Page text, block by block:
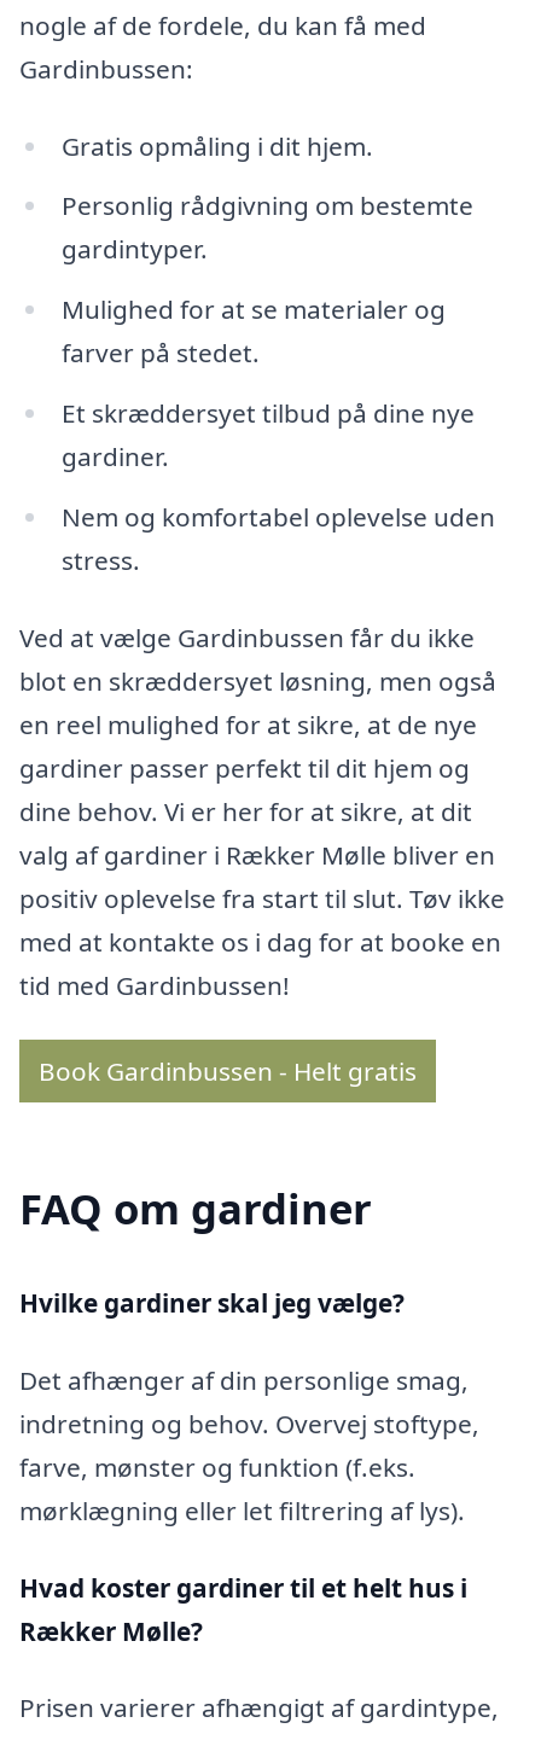
nogle af de fordele, du kan få med
Gardinbussen:
Gratis opmåling i dit hjem.
Personlig rådgivning om bestemte
gardintyper.
Mulighed for at se materialer og
farver på stedet.
Et skræddersyet tilbud på dine nye
gardiner.
Nem og komfortabel oplevelse uden
stress.
Ved at vælge Gardinbussen får du ikke
blot en skræddersyet løsning, men også
en reel mulighed for at sikre, at de nye
gardiner passer perfekt til dit hjem og
dine behov. Vi er her for at sikre, at dit
valg af gardiner i Rækker Mølle bliver en
positiv oplevelse fra start til slut. Tøv ikke
med at kontakte os i dag for at booke en
tid med Gardinbussen!
Book Gardinbussen - Helt gratis
FAQ om gardiner
Hvilke gardiner skal jeg vælge?
Det afhænger af din personlige smag,
indretning og behov. Overvej stoftype,
farve, mønster og funktion (f.eks.
mørklægning eller let filtrering af lys).
Hvad koster gardiner til et helt hus i
Rækker Mølle?
Prisen varierer afhængigt af gardintype,